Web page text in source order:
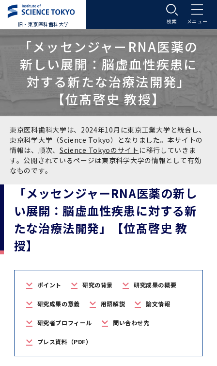
旧・東京医科歯科大学
大学案内
大学案内トップ
学長メッセージ
基本理念・沿革
基本理念・沿革トップ
沿革
建物沿革
学生歌
ブランド
東京医科歯科大学の特色
学問と教育の聖地 湯島に建つ東京医科歯科大
学
教育について
医療について
東京医科歯科大学の誓い
世界大学ランキング
アクセストップ
キャンパスマップ
運営組織
運営組織トップ
学長・役員
副学長
理事･監事
広報誌・刊行物
大学紹介動画
大学紹介動画トップ
大学紹介動画
大学概要（冊子）
統合報告書
大学の計画と評価トップ
大学評価の制度について
大学評価の制度についてトップ
1-1．第４期中期目標・中期計画等について【6
年間】
四大学連合
四大学連合トップ
四大学連合憲章等
情報公開・個人情報
情報公開・個人情報トップ
東京医科歯科大学ＳＤＧｓ推進宣言
入学案内
入学案内トップ
大学案内
学部受験生向け「大学案内」（冊子）
学部入学案内トップ
アドミッション・ポリシー
入試制度トップ
学部入試の変更点（予告）
入試データ
学部などについて
学部などについてトップ
ILA国府台
学生生活などについて
学生生活などについてトップ
イベント
大学院入学案内
大学院入学案内トップ
募集要項トップ
医歯学総合研究科
保健衛生学研究科
WEB出願
アドミッション・ポリシー
過去の試験問題・入試データ
聴講生・科目等履修生および大学院研究生募集
医学部
生体材料工学研究所
学生生活
学生生活トップ
Science Tokyo SPRING (医歯学系)
今後の博士学生向け支援制度について
令和8年度（2026年度）総合知と癒しの次世代
フロントランナー育成プログラム Science
て
令和7年度（2025年度）「総合知と癒しの次世
代フロントランナー育成プログラム Science
Tokyo SPRING(医歯学系)」対象学生の春募集
Science Tokyo BOOST (医歯学系)トップ
令和8年度（2026年度）トップレベルAI研究の
ための共創型エキスパート人材育成プログラム
系）生）の募集について
令和7年度トップレベルAI研究のための共創型
エキスパート人材育成プログラム対象学生（医
歯学系-BOOST生）の募集について
CS（クリニシャン・サイエンティスト）養成支
援制度
CS（クリニシャン・サイエンティスト）養成支
令和８年度（2026年度）CS（クリニシャン・
サイエンティスト）養成支援制度の募集につい
Call for Applications for the Clinician
授業・カリキュラム
四大学連合･複合領域コース
履修要項（大学院シラバス）
入学料・授業料・奨学金トップ
授業料・入学料・検定料トップ
入学料・授業料免除・徴収猶予について
留学情報
学生生活サポートトップ
各種支援制度
教育研究組織等
教育研究組織等トップ
教育理念トップ
ポリシー
医学部（医学科･保健衛生学科）
歯学部（歯学科･口腔保健学科）
大学院医歯学総合研究科
医学部（医学科･保健衛生学科）トップ
医学科
保健衛生学科 【看護学専攻】
歯学部（歯学科･口腔保健学科）
歯学部（歯学科･口腔保健学科）トップ
歯学科
大学院医歯学総合研究科
大学院医歯学総合研究科トップ
大学院保健衛生学研究科
医学部（医学科･保健衛生学科）
歯学部（歯学科･口腔保健学科）
教養部トップ
公開講座・公開シンポジウム・講演会等のお知
ILA国府台担当教員一覧
大学院医歯学総合研究科トップ
修士課程 医歯理工保健学専攻
大学院保健衛生学研究科
大学院保健衛生学研究科トップ
寄附講座・寄附部門一覧
大学病院
医科（医系診療部門）
歯科（歯系診療部門）
研究・連携トップ
外部資金
産学官連携
e-Rad 府省共通研究開発管理システム(外部サ
倫理審査申請システム
利益相反申告システム(学外利用時VPN必要)
研究活動トップ
研究情報データベース
研究組織
研究組織トップ
取り組み・規制
国際交流
受験生 在学生
卒業生
企業・研究者・一般の方
アクセス 学内サイト
「メッセンジャーRNA医薬の
新しい展開：脳虚血性疾患に
対する新たな治療法開発」
【位髙啓史 教授】
東京医科歯科大学は、2024年10月に東京工業大学と統合し、
東京科学大学（Science Tokyo）となりました。本サイトの
情報は、順次、 Science Tokyoのサイト に移行していきま
す。公開されているページは東京科学大学の情報として有効
なものです。
「メッセンジャーRNA医薬の新し
い展開：脳虚血性疾患に対する新
たな治療法開発」【位髙啓史 教
授】
ポイント 研究の背景 研究成果の概要
研究成果の意義 用語解説 論文情報
研究者プロフィール 問い合わせ先
プレス資料（PDF）